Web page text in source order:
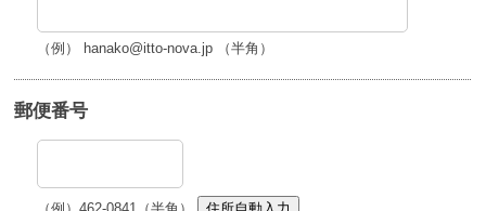
（例） hanako@itto-nova.jp （半角）
郵便番号